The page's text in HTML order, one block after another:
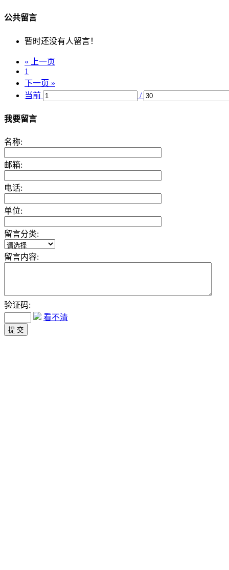
公共留言
暂时还没有人留言！
« 上一页
1
下一页 »
当前
/
我要留言
名称:
邮箱:
电话:
单位:
留言分类:
留言内容:
验证码:
看不清